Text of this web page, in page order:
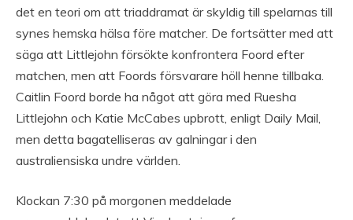
det en teori om att triaddramat är skyldig till spelarnas till
synes hemska hälsa före matcher. De fortsätter med att
säga att Littlejohn försökte konfrontera Foord efter
matchen, men att Foords försvarare höll henne tillbaka.
Caitlin Foord borde ha något att göra med Ruesha
Littlejohn och Katie McCabes upbrott, enligt Daily Mail,
men detta bagatelliseras av galningar i den
australiensiska undre världen.
Klockan 7:30 på morgonen meddelade